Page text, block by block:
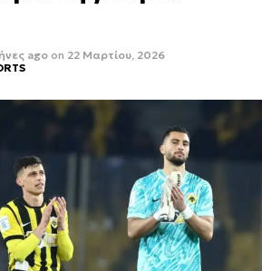
ago on 22 Μαρτίου, 2026